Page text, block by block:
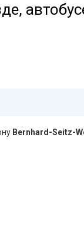
Bernhard-Seitz-